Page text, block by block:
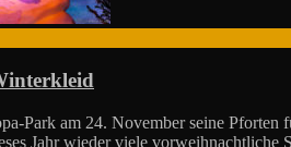
Park am 24. November seine
Jahr wieder viele vorweihnachtliche